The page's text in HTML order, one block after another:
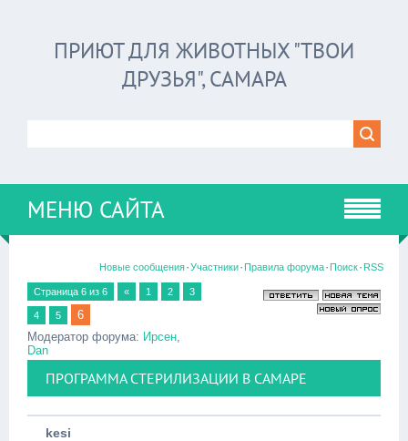
ПРИЮТ ДЛЯ ЖИВОТНЫХ "ТВОИ
ДРУЗЬЯ", САМАРА
МЕНЮ САЙТА
Новые сообщения·Участники·Правила форума·Поиск·RSS
Страница 6 из 6 « 1 2 3
4 5
6
Модератор форума: Ирсен,
Dan
ПРОГРАММА СТЕРИЛИЗАЦИИ В САМАРЕ
kesi